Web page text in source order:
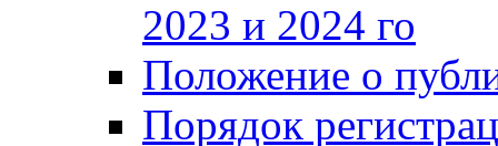
2023 и 2024 го
Положение о
Порядок